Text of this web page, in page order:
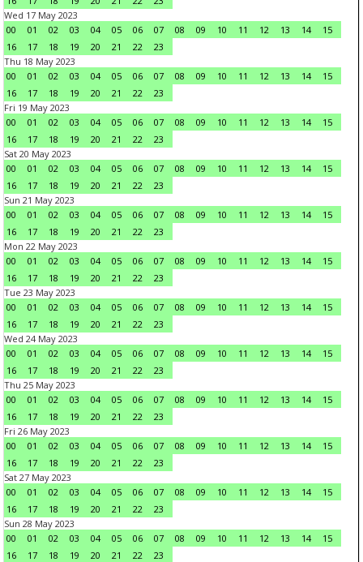
Wed 17 May 2023
00
01 02 03 04 05 06 07 08 09 10 11 12 13 14
15
16
17 18 19 20 21 22
23
Thu 18 May 2023
00
01 02 03 04 05 06 07 08 09 10 11 12 13 14
15
16
17 18 19 20 21 22
23
Fri 19 May 2023
00
01 02 03 04 05 06 07 08 09 10 11 12 13 14
15
16
17 18 19 20 21 22
23
Sat 20 May 2023
00
01 02 03 04 05 06 07 08 09 10 11 12 13 14
15
16
17 18 19 20 21 22
23
Sun 21 May 2023
00
01 02 03 04 05 06 07 08 09 10 11 12 13 14
15
16
17 18 19 20 21 22
23
Mon 22 May 2023
00
01 02 03 04 05 06 07 08 09 10 11 12 13 14
15
16
17 18 19 20 21 22
23
Tue 23 May 2023
00
01 02 03 04 05 06 07 08 09 10 11 12 13 14
15
16
17 18 19 20 21 22
23
Wed 24 May 2023
00
01 02 03 04 05 06 07 08 09 10 11 12 13 14
15
16
17 18 19 20 21 22
23
Thu 25 May 2023
00
01 02 03 04 05 06 07 08 09 10 11 12 13 14
15
16
17 18 19 20 21 22
23
Fri 26 May 2023
00
01 02 03 04 05 06 07 08 09 10 11 12 13 14
15
16
17 18 19 20 21 22
23
Sat 27 May 2023
00
01 02 03 04 05 06 07 08 09 10 11 12 13 14
15
16
17 18 19 20 21 22
23
Sun 28 May 2023
00
01 02 03 04 05 06 07 08 09 10 11 12 13 14
15
16
17 18 19 20 21 22
23